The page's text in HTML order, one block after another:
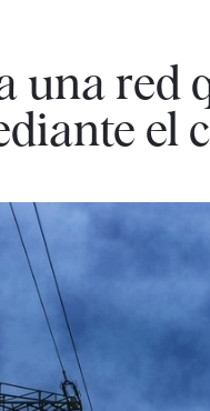
una red
el